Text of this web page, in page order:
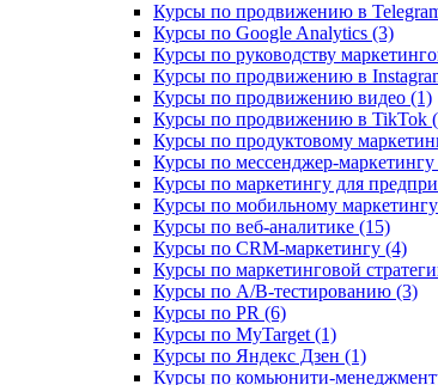
Курсы по продвижению в
Курсы по Google Analytics (3)
Курсы по руководству
Курсы по продвижению в
Курсы по продвижению видео (1)
Курсы по продвижению в TikTok
Курсы по продуктовому
Курсы по мессенджер-маркетингу
Курсы по маркетингу для
Курсы по мобильному
Курсы по веб-аналитике (15)
Курсы по CRM-маркетингу (4)
Курсы по маркетинговой
Курсы по A/B-тестированию (3)
Курсы по PR (6)
Курсы по MyTarget (1)
Курсы по Яндекс Дзен (1)
Курсы по комьюнити-